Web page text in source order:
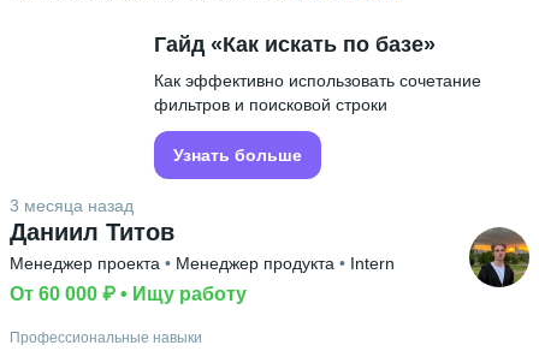
Гайд «Как искать по базе»
Как эффективно использовать сочетание
фильтров и поисковой строки
Узнать больше
Даниил Титов
3 месяца назад
Менеджер проекта • Менеджер продукта • Intern
От 60 000 ₽ • Ищу работу
Профессиональные навыки